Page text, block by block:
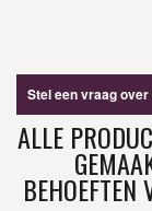
Stel een vraag
ALLE
BEHOEFTEN